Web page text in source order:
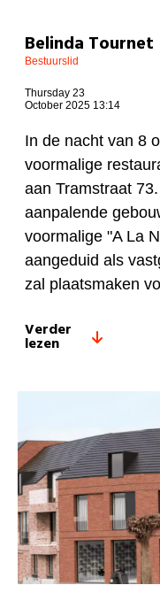
Belinda Tournet
Bestuurslid
Thursday 23
October 2025 13:14
In de nacht van 8
voormalige
aan Tramstraat
aanpalende
voormalige "A La
aangeduid als
zal plaatsmaken
Verder
lezen